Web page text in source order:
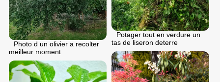
Potager tout en verdure un
tas de liseron deterre
Photo d un olivier a recolter
meilleur moment